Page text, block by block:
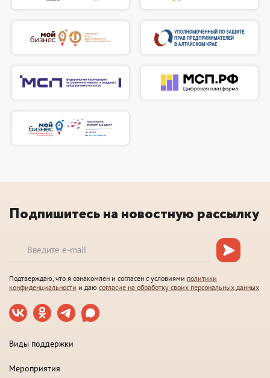
Подпишитесь на новостную рассылку
Подтверждаю, что я ознакомлен и согласен с условиями политики
конфиденциальности и даю согласие на обработку своих персональных данных
Виды поддержки
Мероприятия